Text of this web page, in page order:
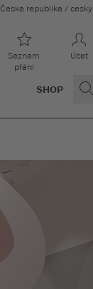
Česká republika / cesky
Seznam
přání
Účet
SHOP